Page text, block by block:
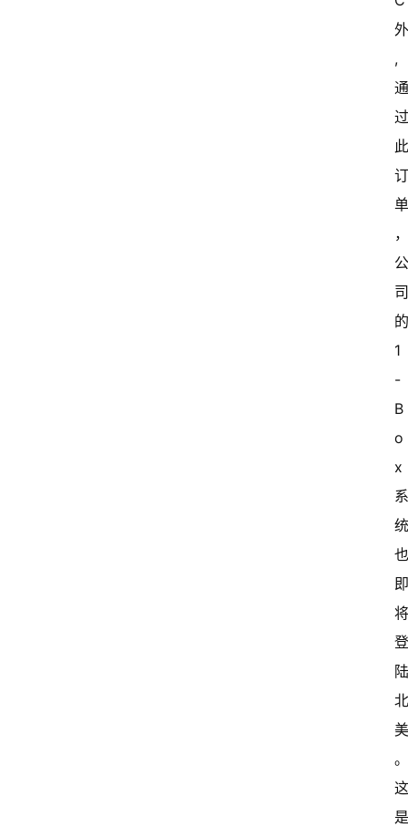
,
1
-
B
o
x